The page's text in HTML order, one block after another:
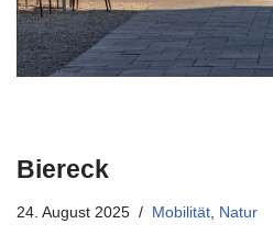
Biereck
24. August 2025 Mobilität Natur